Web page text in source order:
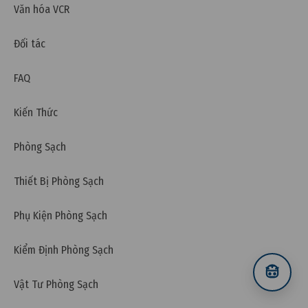
Xử lý nước thải chế biến thực phẩm theo quy chuẩn
Văn hóa VCR
Đối tác
FAQ
Kiến Thức
Phòng Sạch
Thiết Bị Phòng Sạch
Phụ Kiện Phòng Sạch
Kiểm Định Phòng Sạch
Vật Tư Phòng Sạch